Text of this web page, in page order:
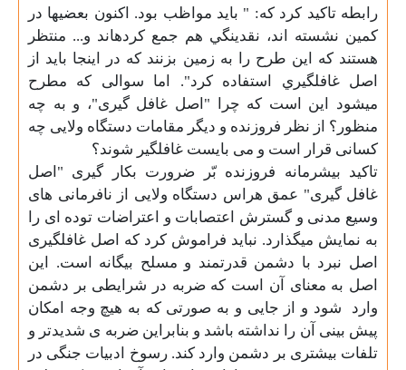
رابطه تاکید کرد که: " بايد مواظب بود. اكنون بعضيها در
كمين نشسته
اند، نقدينگي هم جمع كردهاند و... منتظر
هستند كه اين طرح را به زمين بزنند كه در اينجا بايد از
اصل غافلگيري استفاده كرد". اما سوالی که مطرح
میشود این است که چرا "اصل غافل گیری"، و به چه
منظور؟ از نظر فروزنده و دیگر مقامات دستگاه ولایی چه
کسانی قرار است و می بایست غافلگیر شوند؟
تاکید بیشرمانه فروزنده بّر ضرورت بکار گیری "اصل
غافل گیری" عمق هراس دستگاه ولایی از نافرمانی های
وسیع مدنی و گسترش اعتصابات و اعتراضات توده ای را
به نمایش میگذارد. نباید فراموش کرد که اصل غافلگیری
اصل نبرد با دشمن قدرتمند و مسلح بیگانه است. این
اصل به معنای آن است که ضربه در شرایطی بر دشمن
وارد
شود و از جایی و به صورتی که به هیچ وجه امکان
پیش بینی آن را نداشته باشد و بنابراین ضربه ی شدیدتر و
تلفات بیشتری بر دشمن وارد کند. رسوخ ادبیات جنگی در